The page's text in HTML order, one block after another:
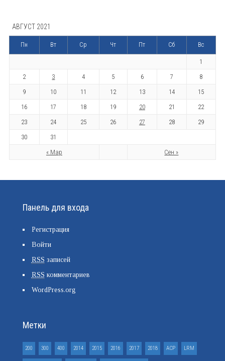
АВГУСТ 2021
Пн Вт Ср Чт Пт Сб Вс
« Мар Сен »
1
2
3 4 5 6 7
8
9
10 11 12 13 14
15
16
17 18 19 20 21
22
23
24 25 26 27 28
29
30
31
Панель для входа
Регистрация
Войти
RSS записей
RSS комментариев
WordPress.org
Метки
200 300 400 2014 2015 2016 2017 2018 ACP LRM